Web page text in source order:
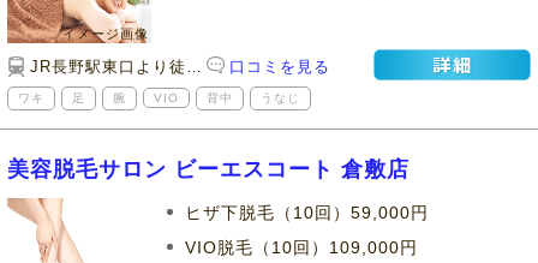
JR長野駅東口より徒歩10分 口コミを見る
ワキ 足 腕 VIO 背中 うなじ
美容脱毛サロン ビーエスコート 倉敷店
ヒザ下脱毛（10回）59,000円
VIO脱毛（10回）109,000円